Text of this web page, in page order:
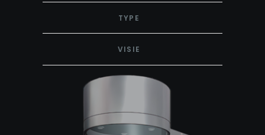
TYPE
VISIE